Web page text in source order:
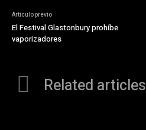
Articulo previo
El Festival Glastonbury prohíbe
vaporizadores
Related articles